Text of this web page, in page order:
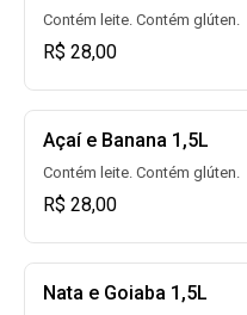
Contém leite. Contém glúten.
R$ 28,00
Açaí e Banana 1,5L
Contém leite. Contém glúten.
R$ 28,00
Nata e Goiaba 1,5L